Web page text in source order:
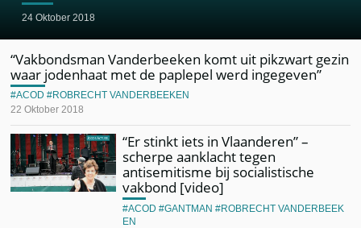
24 Oktober 2018
“Vakbondsman Vanderbeeken komt uit pikzwart gezin
waar jodenhaat met de paplepel werd ingegeven”
22 Oktober 2018
ACOD ROBRECHT VANDERBEEKEN
“Er stinkt iets in Vlaanderen” –
scherpe aanklacht tegen
antisemitisme bij socialistische
vakbond [video]
ACOD GANTMAN
ROBRECHT VANDERBEEK
EN